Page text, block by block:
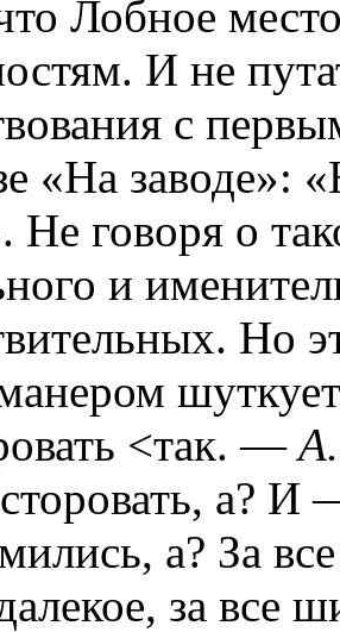
Лобное
И не
с
«На
Не говоря о
и
Но
<так. —
а?
а? За
за все